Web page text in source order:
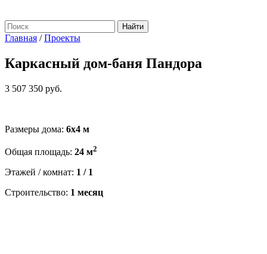
Главная /Проекты
Каркасный дом-баня Пандора
3 507 350 руб.
Размеры дома: 6х4 м
Общая площадь: 24 м2
Этажей / комнат: 1 / 1
Строительство: 1 месяц